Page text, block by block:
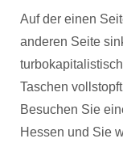
Auf der einen
anderen Seite
Taschen
Besuchen Sie
Hessen und Sie